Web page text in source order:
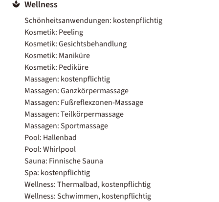
Wellness
Schönheitsanwendungen: kostenpflichtig
Kosmetik: Peeling
Kosmetik: Gesichtsbehandlung
Kosmetik: Maniküre
Kosmetik: Pediküre
Massagen: kostenpflichtig
Massagen: Ganzkörpermassage
Massagen: Fußreflexzonen-Massage
Massagen: Teilkörpermassage
Massagen: Sportmassage
Pool: Hallenbad
Pool: Whirlpool
Sauna: Finnische Sauna
Spa: kostenpflichtig
Wellness: Thermalbad, kostenpflichtig
Wellness: Schwimmen, kostenpflichtig